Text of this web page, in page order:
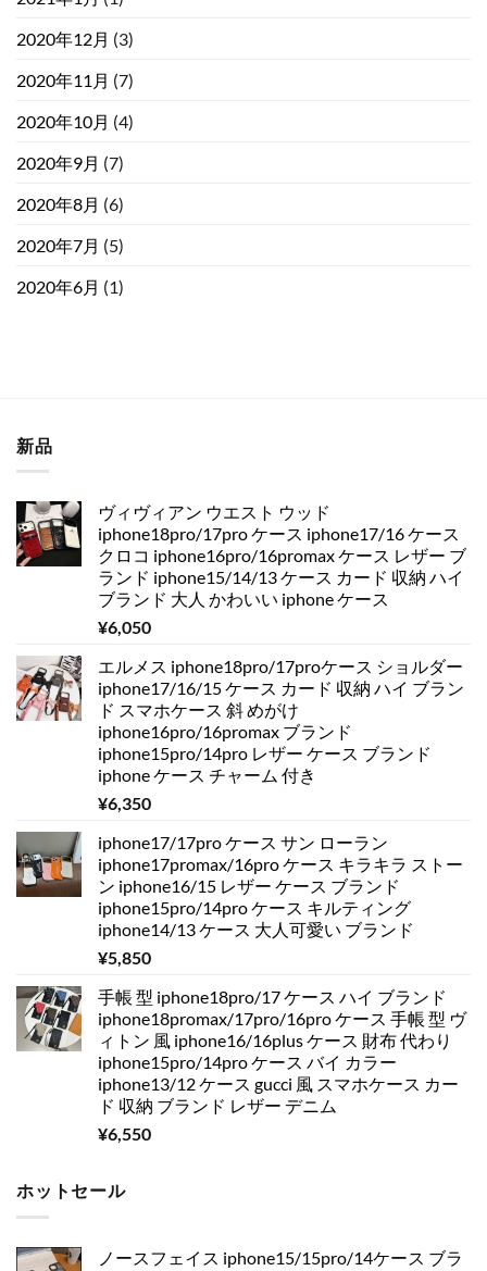
2020年12月 (3)
2020年11月 (7)
2020年10月 (4)
2020年9月 (7)
2020年8月 (6)
2020年7月 (5)
2020年6月 (1)
新品
ヴィヴィアン ウエスト ウッド
iphone18pro/17pro ケース iphone17/16 ケース
クロコ iphone16pro/16promax ケース レザー ブ
ランド iphone15/14/13 ケース カード 収納 ハイ
ブランド 大人 かわいい iphone ケース
¥6,050
エルメス iphone18pro/17proケース ショルダー
iphone17/16/15 ケース カード 収納 ハイ ブラン
ド スマホケース 斜 めがけ
iphone16pro/16promax ブランド
iphone15pro/14pro レザー ケース ブランド
iphone ケース チャーム 付き
¥6,350
iphone17/17pro ケース サン ローラン
iphone17promax/16pro ケース キラキラ ストー
ン iphone16/15 レザー ケース ブランド
iphone15pro/14pro ケース キルティング
iphone14/13 ケース 大人可愛い ブランド
¥5,850
手帳 型 iphone18pro/17 ケース ハイ ブランド
iphone18promax/17pro/16pro ケース 手帳 型 ヴ
ィトン 風 iphone16/16plus ケース 財布 代わり
iphone15pro/14pro ケース バイ カラー
iphone13/12 ケース gucci 風 スマホケース カー
ド 収納 ブランド レザー デニム
¥6,550
ホットセール
ノースフェイス iphone15/15pro/14ケース ブラ